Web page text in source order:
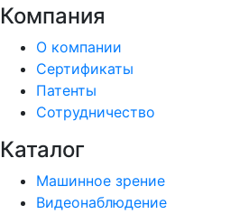
Компания
О компании
Сертификаты
Патенты
Сотрудничество
Каталог
Машинное зрение
Видеонаблюдение